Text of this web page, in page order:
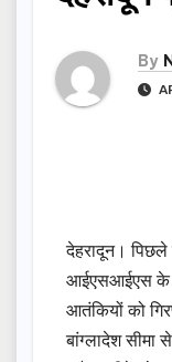
By
देहरादून।
आईएसआईएस के
आतंकियों को
बांग्लादेश सीमा